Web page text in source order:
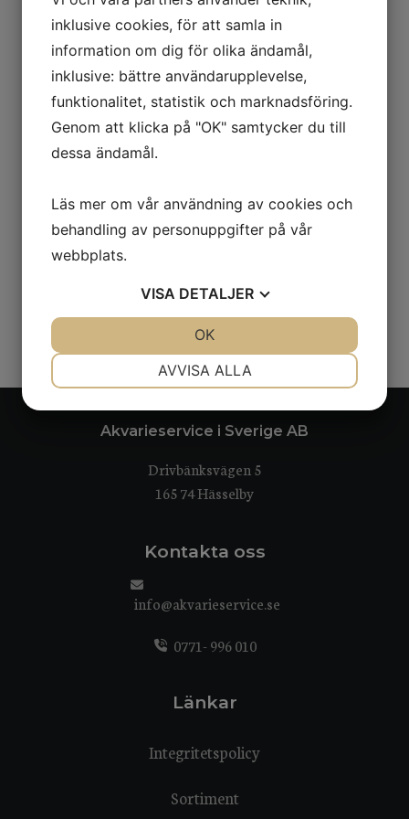
SE VÅRT SORTIMENT
Akvarieservice i Sverige AB
Drivbänksvägen 5
165 74 Hässelby
Kontakta oss
info@akvarieservice.se
0771- 996 010
Länkar
Integritetspolicy
Sortiment
inklusive cookies, för att samla in
information om dig för olika ändamål,
inklusive: bättre användarupplevelse,
funktionalitet, statistik och marknadsföring.
Genom att klicka på "OK" samtycker du till
dessa ändamål.
Läs mer om vår användning av cookies och
behandling av personuppgifter på vår
webbplats.
VISA DETALJER
MARKNADSFÖRING STATISTIK
AVVISA ALLA
OK